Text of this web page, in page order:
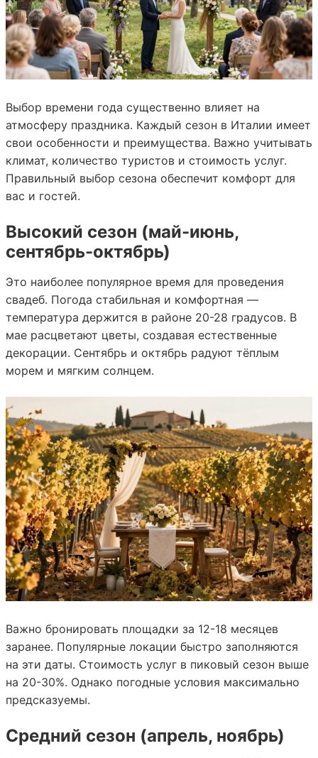
Выбор времени года существенно влияет на
атмосферу праздника. Каждый сезон в Италии имеет
свои особенности и преимущества. Важно учитывать
климат, количество туристов и стоимость услуг.
Правильный выбор сезона обеспечит комфорт для
вас и гостей.
Высокий сезон (май-июнь,
сентябрь-октябрь)
Это наиболее популярное время для проведения
свадеб. Погода стабильная и комфортная —
температура держится в районе 20-28 градусов. В
мае расцветают цветы, создавая естественные
декорации. Сентябрь и октябрь радуют тёплым
морем и мягким солнцем.
Важно бронировать площадки за 12-18 месяцев
заранее. Популярные локации быстро заполняются
на эти даты. Стоимость услуг в пиковый сезон выше
на 20-30%. Однако погодные условия максимально
предсказуемы.
Средний сезон (апрель, ноябрь)